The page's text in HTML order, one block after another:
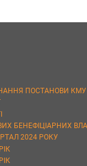
ПОСТАНОВИ
БЕНЕФІЦІАРНИХ
2024 РОКУ